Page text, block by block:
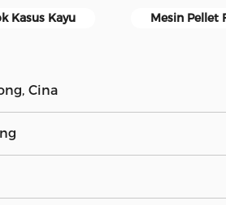
Kasus Kayu
Mesin Pellet
Cina